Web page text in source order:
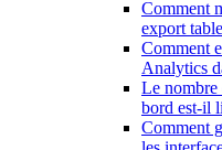
Comment
export
Comment
Analytics
Le nombre
bord est-il
Comment